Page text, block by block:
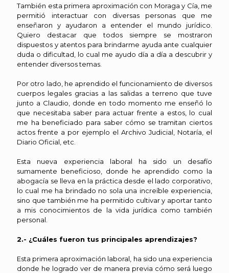
También esta primera aproximación con Moraga y Cía, me
permitió interactuar con diversas personas que me
enseñaron y ayudaron a entender el mundo jurídico.
Quiero destacar que todos siempre se mostraron
dispuestos y atentos para brindarme ayuda ante cualquier
duda o dificultad, lo cual me ayudo día a día a descubrir y
entender diversos temas.
Por otro lado, he aprendido el funcionamiento de diversos
cuerpos legales gracias a las salidas a terreno que tuve
junto a Claudio, donde en todo momento me enseñó lo
que necesitaba saber para actuar frente a estos, lo cual
me ha beneficiado para saber cómo se tramitan ciertos
actos frente a por ejemplo el Archivo Judicial, Notaría, el
Diario Oficial, etc.
Esta nueva experiencia laboral ha sido un desafío
sumamente beneficioso, donde he aprendido como la
abogacía se lleva en la práctica desde el lado corporativo,
lo cual me ha brindado no sola una increíble experiencia,
sino que también me ha permitido cultivar y aportar tanto
a mis conocimientos de la vida jurídica como también
personal.
2.- ¿Cuáles fueron tus principales aprendizajes?
Esta primera aproximación laboral, ha sido una experiencia
donde he logrado ver de manera previa cómo será luego